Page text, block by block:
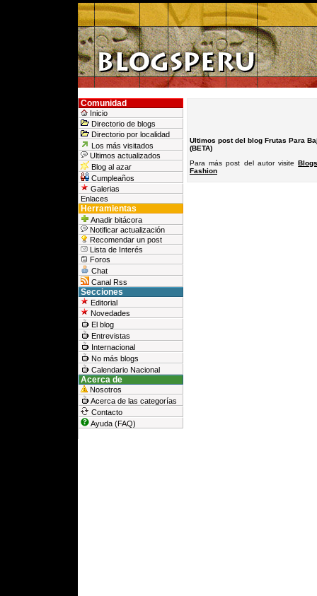
Comunidad
Inicio
Directorio de blogs
Directorio por localidad
Los más visitados
Ultimos actualizados
Blog al azar
Cumpleaños
Galerias
Enlaces
Herramientas
Anadir bitácora
Notificar actualización
Recomendar un post
Lista de Interés
Foros
Chat
Canal Rss
Secciones
Editorial
Novedades
El blog
Entrevistas
Internacional
No más blogs
Calendario Nacional
Acerca de
Nosotros
Acerca de las categorías
Contacto
Ayuda (FAQ)
Ultimos post del blog Frutas Para
(BETA)
Para más post del autor visite
Fashion